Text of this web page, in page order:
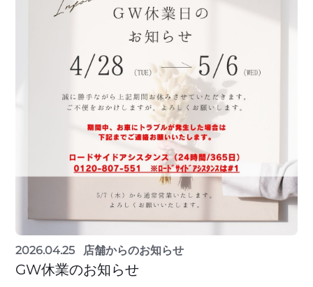
2026.04.25 店舗からのお知らせ
GW休業のお知らせ